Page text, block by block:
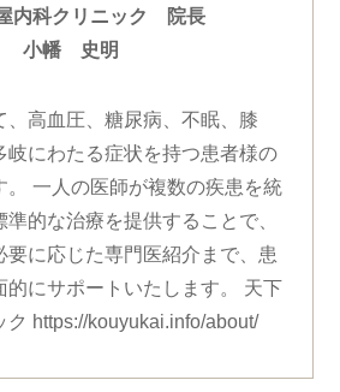
内科クリニック 院長
小幡 史明
、高血圧、糖尿病、不眠、膝
岐にわたる症状を持つ患者様の
。 一人の医師が複数の疾患を統
的な治療を提供することで、
要に応じた専門医紹介まで、患
的にサポートいたします。 天下
ク https://kouyukai.info/about/